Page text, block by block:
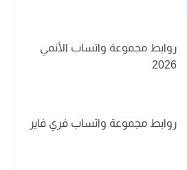
روابط مجموعة واتساب الأنمي
2026
روابط مجموعة واتساب فري فاير